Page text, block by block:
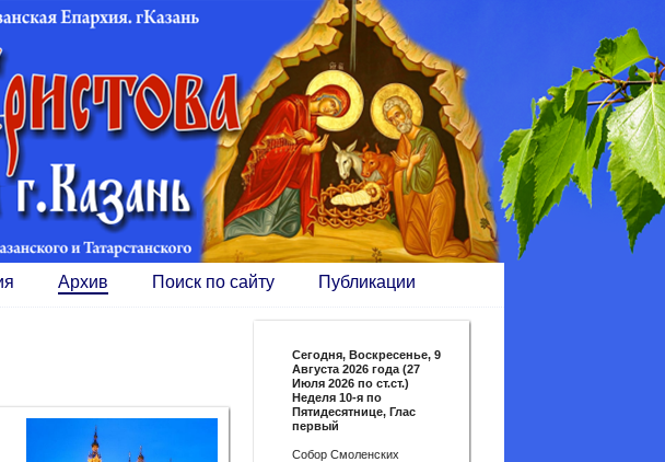
Архив Поиск по сайту Публикации
Сегодня, Воскресенье, 9
Августа 2026 года (27
Июля 2026 по ст.ст.)
Неделя 10-я по
Пятидесятнице, Глас
первый
Собор Смоленских